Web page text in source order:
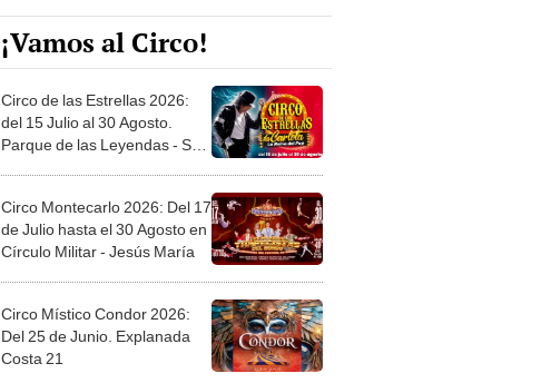
¡Vamos al Circo!
Circo de las Estrellas 2026:
del 15 Julio al 30 Agosto.
Parque de las Leyendas - San
Circo Montecarlo 2026: Del 17
de Julio hasta el 30 Agosto en
Círculo Militar - Jesús María
Circo Místico Condor 2026:
Del 25 de Junio. Explanada
Costa 21